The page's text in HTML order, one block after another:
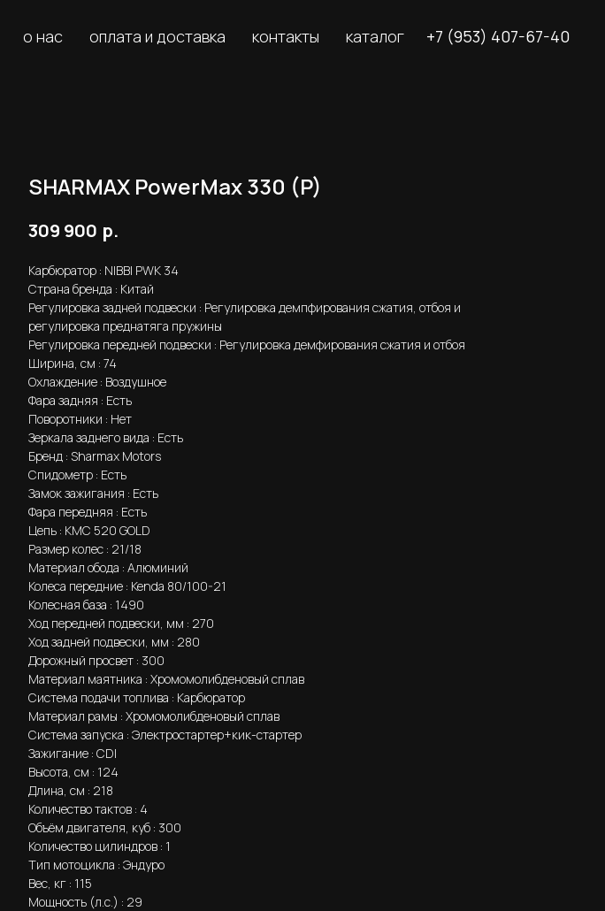
о нас оплата и доставка контакты каталог +7 (953) 407-67-40
SHARMAX PowerMax 330 (P)
309 900 р.
Карбюратор : NIBBI PWK 34
Страна бренда : Китай
Регулировка задней подвески : Регулировка демпфирования сжатия, отбоя и
регулировка преднатяга пружины
Регулировка передней подвески : Регулировка демфирования сжатия и отбоя
Ширина, см : 74
Охлаждение : Воздушное
Фара задняя : Есть
Поворотники : Нет
Зеркала заднего вида : Есть
Бренд : Sharmax Motors
Спидометр : Есть
Замок зажигания : Есть
Фара передняя : Есть
Цепь : КМС 520 GOLD
Размер колес : 21/18
Материал обода : Алюминий
Колеса передние : Kenda 80/100-21
Колесная база : 1490
Ход передней подвески, мм : 270
Ход задней подвески, мм : 280
Дорожный просвет : 300
Материал маятника : Хромомолибденовый сплав
Система подачи топлива : Карбюратор
Материал рамы : Хромомолибденовый сплав
Система запуска : Электростартер+кик-стартер
Зажигание : CDI
Высота, см : 124
Длина, см : 218
Количество тактов : 4
Объём двигателя, куб : 300
Количество цилиндров : 1
Тип мотоцикла : Эндуро
Вес, кг : 115
Мощность (л.с.) : 29